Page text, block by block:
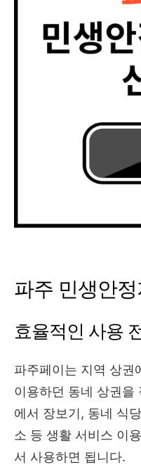
파주 민생안
효율적인 사용
파주페이는 지역 상권
이용하던 동네 상권을
에서 장보기, 동네 식
소 등 생활 서비스 이
서 사용하면 됩니다.